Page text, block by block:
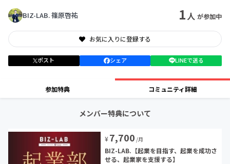
BIZ-LAB. 篠原啓祐 1人 が参加中
お気に入りに登録する
ポスト シェア LINEで送る
参加特典 コミュニティ詳細
メンバー特典について
¥7,700 /月
BIZ-LAB.【起業を目指す、起業を成功さ
せる、起業家を支援する】